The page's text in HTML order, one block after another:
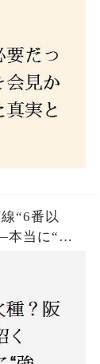
“6番以
本当に“強